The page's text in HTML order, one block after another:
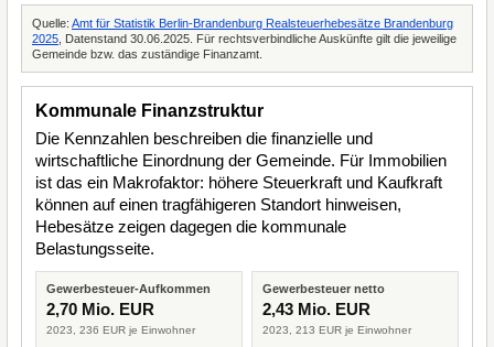
Quelle: Amt für Statistik Berlin-Brandenburg Realsteuerhebesätze Brandenburg
2025 , Datenstand 30.06.2025. Für rechtsverbindliche Auskünfte gilt die jeweilige
Gemeinde bzw. das zuständige Finanzamt.
Kommunale Finanzstruktur
Die Kennzahlen beschreiben die finanzielle und
wirtschaftliche Einordnung der Gemeinde. Für Immobilien
ist das ein Makrofaktor: höhere Steuerkraft und Kaufkraft
können auf einen tragfähigeren Standort hinweisen,
Hebesätze zeigen dagegen die kommunale
Belastungsseite.
Gewerbesteuer-Aufkommen
2,70 Mio. EUR
2023, 236 EUR je Einwohner
Gewerbesteuer netto
2,43 Mio. EUR
2023, 213 EUR je Einwohner